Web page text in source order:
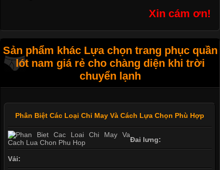
Xin cám ơn!
Sản phẩm khác Lựa chọn trang phục quần
lót nam giá rẻ cho chàng diện khi trời
chuyển lạnh
Phân Biệt Các Loại Chỉ May Và Cách Lựa Chọn Phù Hợp
Đai lưng:
Vải: